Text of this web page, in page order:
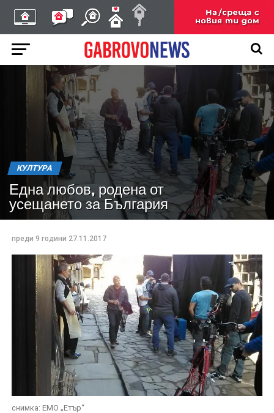
КУЛТУРА
Една любов, родена от
усещането за България
преди 9 години 27.11.2017
снимка: ЕМО „Етър“